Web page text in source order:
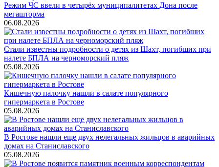
Режим ЧС ввели в четырёх муниципалитетах Дона после
мегашторма
06.08.2026
Стали известны подробности о детях из Шахт, погибших при
налете БПЛА на черноморский пляж
05.08.2026
Кишечную палочку нашли в салате популярного
гипермаркета в Ростове
05.08.2026
В Ростове нашли еще двух нелегальных жильцов в аварийных
домах на Станиславского
05.08.2026